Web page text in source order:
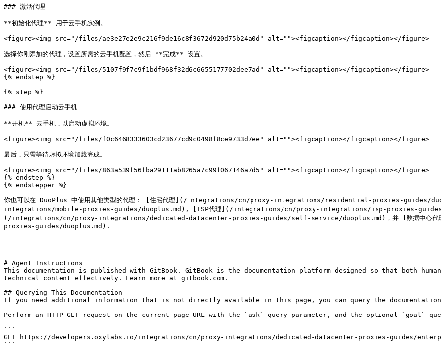
### 激活代理
**初始化代理** 用于云手机实例。
<figure><img src="/files/ae3e27e2e9c216f9de16c8f3672d920d75b24a0d" alt=""><figcaption></figcaption></figure>
选择你刚添加的代理，设置所需的云手机配置，然后 **完成** 设置。
<figure><img src="/files/5107f9f7c9f1bdf968f32d6c6655177702dee7ad" alt=""><figcaption></figcaption></figure>
{% endstep %}
{% step %}
### 使用代理启动云手机
**开机** 云手机，以启动虚拟环境。
<figure><img src="/files/f0c6468333603cd23677cd9c0498f8ce9733d7ee" alt=""><figcaption></figcaption></figure>
最后，只需等待虚拟环境加载完成。
<figure><img src="/files/863a539f56fba29111ab8265a7c99f067146a7d5" alt=""><figcaption></figcaption></figure>
{% endstep %}
{% endstepper %}
你也可以在 DuoPlus 中使用其他类型的代理： [住宅代理](/integrations/cn/proxy-integrations/residential-proxies-
integrations/mobile-proxies-guides/duoplus.md), [ISP代理](/integrations/cn/proxy-integrations/isp-proxies-guides/
(/integrations/cn/proxy-integrations/dedicated-datacenter-proxies-guides/self-service/duoplus.md)，并 [数据中
proxies-guides/duoplus.md).
---
# Agent Instructions
This documentation is published with GitBook. GitBook is the documentation platform designed so that both
technical content effectively. Learn more at gitbook.com.
## Querying This Documentation
If you need additional information that is not directly available in this page, you can query the documentation
Perform an HTTP GET request on the current page URL with the `ask` query parameter, and the optional `goal`
```
GET https://developers.oxylabs.io/integrations/cn/proxy-integrations/dedicated-datacenter-proxies-guides/
```